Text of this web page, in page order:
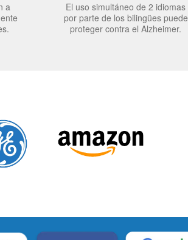
a
El uso simultáneo de 2 idiomas
por parte de los bilingües puede
proteger contra el Alzheimer.